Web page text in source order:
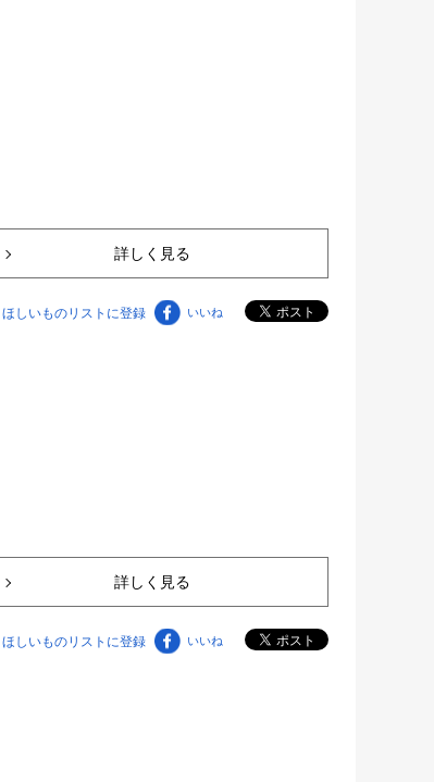
詳しく見る
ほしいものリストに登録 いいね
詳しく見る
ほしいものリストに登録 いいね